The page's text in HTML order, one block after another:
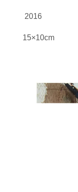
2016
15×10cm